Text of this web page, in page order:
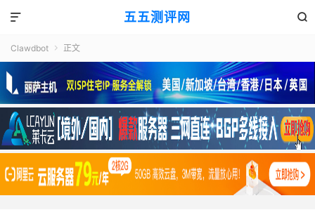
五五测评网 

Clawdbot  正文